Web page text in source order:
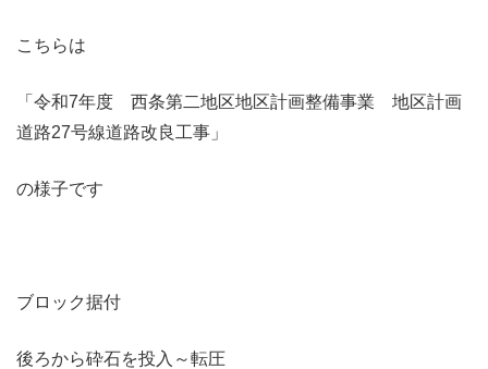
こちらは
「令和7年度 西条第二地区地区計画整備事業 地区計画
道路27号線道路改良工事」
の様子です
ブロック据付
後ろから砕石を投入～転圧